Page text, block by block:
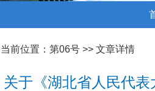
当前位置： 第06号 >> 文章详情
关于《湖北省人民代